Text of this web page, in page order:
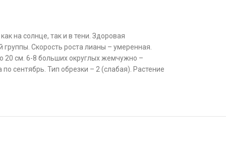
на солнце, так и в тени. Здоровая
Скорость роста лианы – умеренная.
20 см. 6-8 больших округлых жемчужно –
сентябрь. Тип обрезки – 2 (слабая). Растение